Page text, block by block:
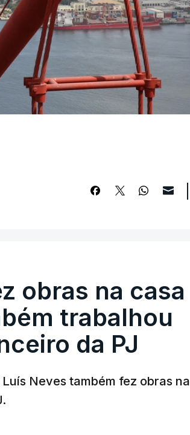
obras na casa
trabalhou
da PJ
Neves também fez obras na